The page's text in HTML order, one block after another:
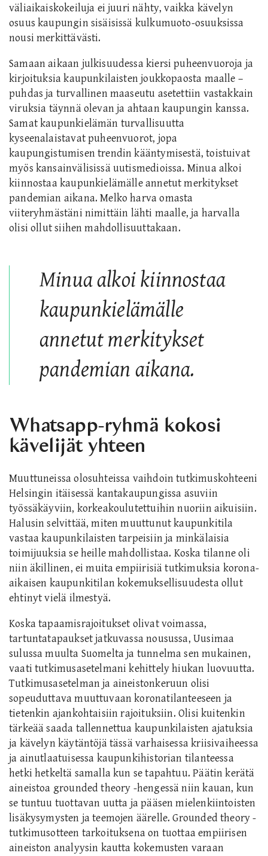
väliaikaiskokeiluja ei juuri nähty, vaikka kävelyn
osuus kaupungin sisäisissä kulkumuoto-osuuksissa
nousi merkittävästi.
Samaan aikaan julkisuudessa kiersi puheenvuoroja ja
kirjoituksia kaupunkilaisten joukkopaosta maalle –
puhdas ja turvallinen maaseutu asetettiin vastakkain
viruksia täynnä olevan ja ahtaan kaupungin kanssa.
Samat kaupunkielämän turvallisuutta
kyseenalaistavat puheenvuorot, jopa
kaupungistumisen trendin kääntymisestä, toistuivat
myös kansainvälisissä uutismedioissa. Minua alkoi
kiinnostaa kaupunkielämälle annetut merkitykset
pandemian aikana. Melko harva omasta
viiteryhmästäni nimittäin lähti maalle, ja harvalla
olisi ollut siihen mahdollisuuttakaan.
Minua alkoi kiinnostaa
kaupunkielämälle
annetut merkitykset
pandemian aikana.
Whatsapp-ryhmä kokosi
kävelijät yhteen
Muuttuneissa olosuhteissa vaihdoin tutkimuskohteeni
Helsingin itäisessä kantakaupungissa asuviin
työssäkäyviin, korkeakoulutettuihin nuoriin aikuisiin.
Halusin selvittää, miten muuttunut kaupunkitila
vastaa kaupunkilaisten tarpeisiin ja minkälaisia
toimijuuksia se heille mahdollistaa. Koska tilanne oli
niin äkillinen, ei muita empiirisiä tutkimuksia korona-
aikaisen kaupunkitilan kokemuksellisuudesta ollut
ehtinyt vielä ilmestyä.
Koska tapaamisrajoitukset olivat voimassa,
tartuntatapaukset jatkuvassa nousussa, Uusimaa
sulussa muulta Suomelta ja tunnelma sen mukainen,
vaati tutkimusasetelmani kehittely hiukan luovuutta.
Tutkimusasetelman ja aineistonkeruun olisi
sopeuduttava muuttuvaan koronatilanteeseen ja
tietenkin ajankohtaisiin rajoituksiin. Olisi kuitenkin
tärkeää saada tallennettua kaupunkilaisten ajatuksia
ja kävelyn käytäntöjä tässä varhaisessa kriisivaiheessa
ja ainutlaatuisessa kaupunkihistorian tilanteessa
hetki hetkeltä samalla kun se tapahtuu. Päätin kerätä
aineistoa grounded theory -hengessä niin kauan, kun
se tuntuu tuottavan uutta ja pääsen mielenkiintoisten
lisäkysymysten ja teemojen äärelle. Grounded theory -
tutkimusotteen tarkoituksena on tuottaa empiirisen
aineiston analyysin kautta kokemusten varaan